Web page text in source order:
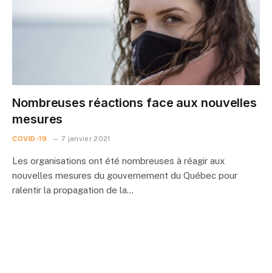
Nombreuses réactions face aux nouvelles
mesures
COVID-19 7 janvier 2021
Les organisations ont été nombreuses à réagir aux
nouvelles mesures du gouvernement du Québec pour
ralentir la propagation de la…